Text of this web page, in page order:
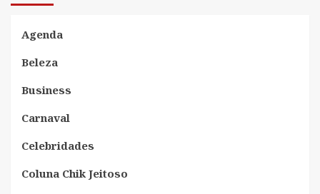
Agenda
Beleza
Business
Carnaval
Celebridades
Coluna Chik Jeitoso